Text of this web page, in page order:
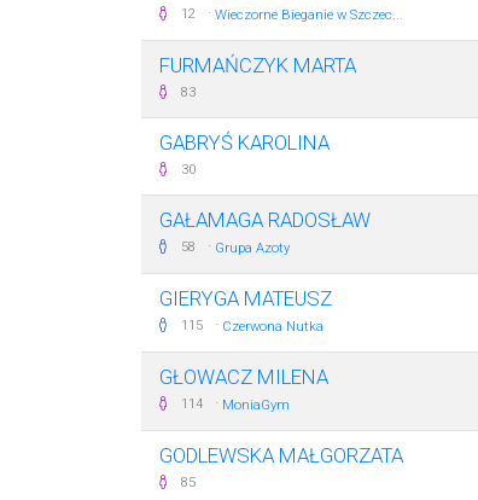
12 · Wieczorne Bieganie w Szczec...
FURMAŃCZYK MARTA
83
GABRYŚ KAROLINA
30
GAŁAMAGA RADOSŁAW
58 · Grupa Azoty
GIERYGA MATEUSZ
115 · Czerwona Nutka
GŁOWACZ MILENA
114 · MoniaGym
GODLEWSKA MAŁGORZATA
85